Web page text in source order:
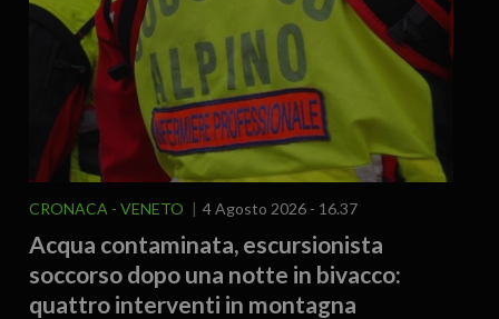
CRONACA VENETO 4 Agosto 2026 - 16.37
Acqua contaminata, escursionista
soccorso dopo una notte in bivacco:
quattro interventi in montagna